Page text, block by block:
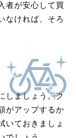
者が安心して買
なければ、そろ
しましょう。ク
がアップするか
いておきましょ